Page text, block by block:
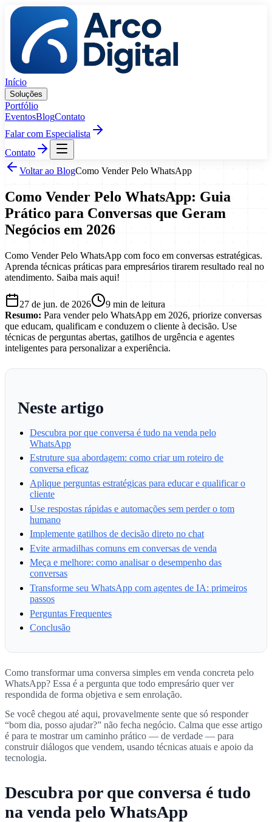
Pular para o conteúdo
Início
Soluções
Portfólio
EventosBlogContato
Falar com Especialista
Contato
Voltar ao BlogComo Vender Pelo WhatsApp
Como Vender Pelo WhatsApp: Guia
Prático para Conversas que Geram
Negócios em 2026
Como Vender Pelo WhatsApp com foco em conversas estratégicas.
Aprenda técnicas práticas para empresários tirarem resultado real no
atendimento. Saiba mais aqui!
27 de jun. de 2026 9 min de leitura
Resumo: Para vender pelo WhatsApp em 2026, priorize conversas
que educam, qualificam e conduzem o cliente à decisão. Use
técnicas de perguntas abertas, gatilhos de urgência e agentes
inteligentes para personalizar a experiência.
Neste artigo
Descubra por que conversa é tudo na venda pelo
WhatsApp
Estruture sua abordagem: como criar um roteiro de
conversa eficaz
Aplique perguntas estratégicas para educar e qualificar o
cliente
Use respostas rápidas e automações sem perder o tom
humano
Implemente gatilhos de decisão direto no chat
Evite armadilhas comuns em conversas de venda
Meça e melhore: como analisar o desempenho das
conversas
Transforme seu WhatsApp com agentes de IA: primeiros
passos
Perguntas Frequentes
Conclusão
Como transformar uma conversa simples em venda concreta pelo
WhatsApp? Essa é a pergunta que todo empresário quer ver
respondida de forma objetiva e sem enrolação.
Se você chegou até aqui, provavelmente sente que só responder
“bom dia, posso ajudar?” não fecha negócio. Calma que esse artigo
é para te mostrar um caminho prático — de verdade — para
construir diálogos que vendem, usando técnicas atuais e apoio da
tecnologia.
Descubra por que conversa é tudo
na venda pelo WhatsApp